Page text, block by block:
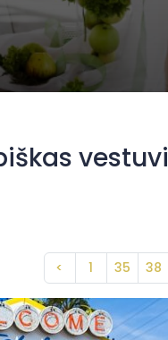
< 1 35 38